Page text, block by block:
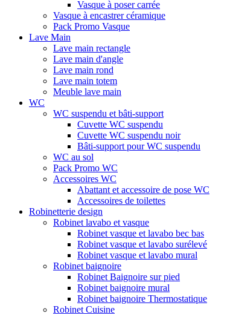
Vasque à poser carrée
Vasque à encastrer céramique
Pack Promo Vasque
Lave Main
Lave main rectangle
Lave main d'angle
Lave main rond
Lave main totem
Meuble lave main
WC
WC suspendu et bâti-support
Cuvette WC suspendu
Cuvette WC suspendu noir
Bâti-support pour WC suspendu
WC au sol
Pack Promo WC
Accessoires WC
Abattant et accessoire de pose WC
Accessoires de toilettes
Robinetterie design
Robinet lavabo et vasque
Robinet vasque et lavabo bec bas
Robinet vasque et lavabo surélevé
Robinet vasque et lavabo mural
Robinet baignoire
Robinet Baignoire sur pied
Robinet baignoire mural
Robinet baignoire Thermostatique
Robinet Cuisine